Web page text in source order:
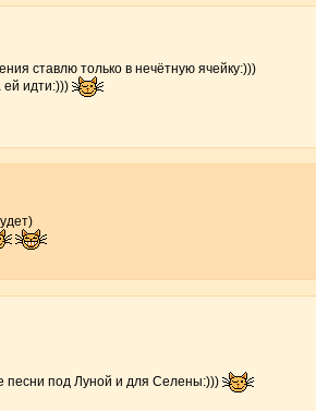
ставлю только в нечётную ячейку:)))
ей идти:)))
песни под Луной и для Селены:)))